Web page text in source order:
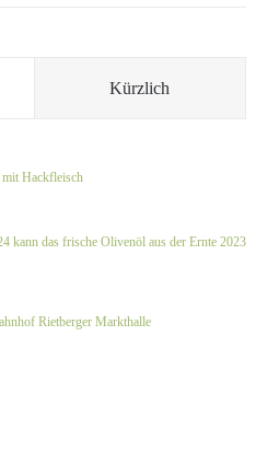
Kürzlich
Hackfleisch
kann das frische Olivenöl aus der Ernte 2023
Rietberger Markthalle